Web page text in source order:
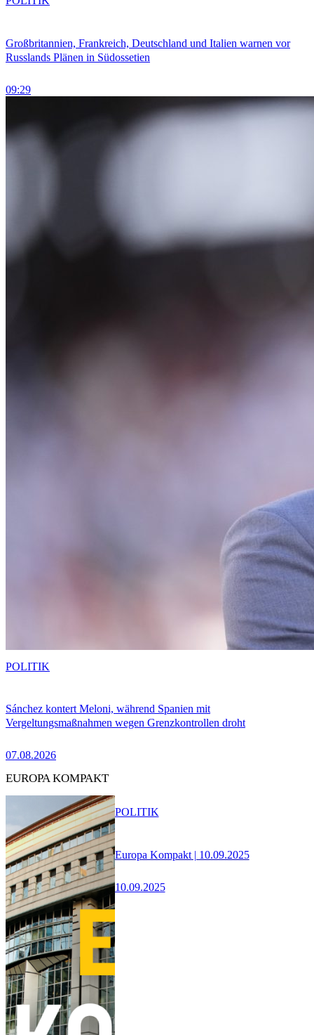
Großbritannien, Frankreich, Deutschland und Italien warnen vor
Russlands Plänen in Südossetien
09:29
Sánchez kontert Meloni, während Spanien mit
Vergeltungsmaßnahmen wegen Grenzkontrollen droht
07.08.2026
POLITIK
EUROPA KOMPAKT
Europa Kompakt | 10.09.2025
10.09.2025
POLITIK